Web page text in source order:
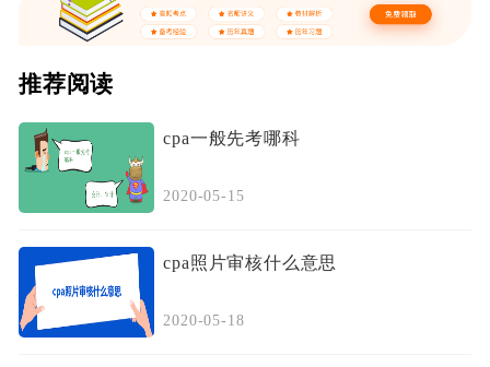
日；
2015年注册会计师报名时间：3月30日-4月30
日。
二、注册会计师考试报名条件
同时符合下列条件，可以申请参加注册会计师
（一）中国公民
（二）具有完全民事行为能力
推荐阅读
cpa一般先考哪科
2020-05-15
cpa照片审核什么意思
2020-05-18